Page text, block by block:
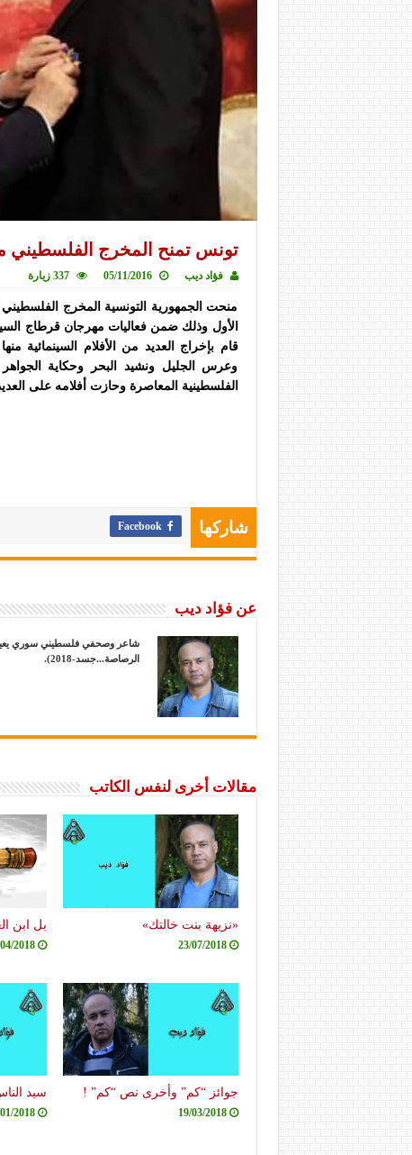
تونس تمنح المخرج الفلسطيني
فؤاد ديب 05/11/2016 337 زيارة
منحت الجمهورية التونسية المخرج
الأول وذلك ضمن فعاليات مهرجان قرطاج
قام بإخراج العديد من الأفلام السينمائية
وعرس الجليل ونشيد البحر وحكاية الجواهر
الفلسطينية المعاصرة وحازت أفلامه على
شاركها Facebook
عن فؤاد ديب
الرصاصة...جسد-2018).
مقالات أخرى لنفس الكاتب
«نزيهة بنت خالتك»
23/07/2018
بل ابن
2018
جوائز “كم” وأخرى نص “كم” !
19/03/2018
سيد
2018